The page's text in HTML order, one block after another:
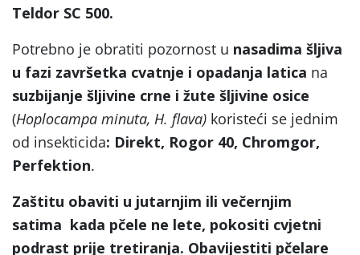
Teldor SC 500.
Potrebno je obratiti pozornost u nasadima šljiva
u fazi završetka cvatnje i opadanja latica na
suzbijanje šljivine crne i žute šljivine osice
(Hoplocampa minuta, H. flava) koristeći se jednim
od insekticida: Direkt, Rogor 40, Chromgor,
Perfektion.
Zaštitu obaviti u jutarnjim ili večernjim
satima kada pčele ne lete, pokositi cvjetni
podrast prije tretiranja. Obavijestiti pčelare